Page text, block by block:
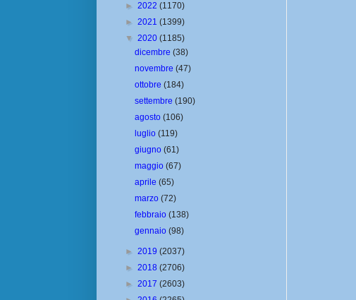
► 2022 (1170)
► 2021 (1399)
▼ 2020 (1185)
dicembre(38)
novembre(47)
ottobre(184)
settembre(190)
agosto(106)
luglio(119)
giugno(61)
maggio(67)
aprile(65)
marzo(72)
febbraio(138)
gennaio(98)
► 2019 (2037)
► 2018 (2706)
► 2017 (2603)